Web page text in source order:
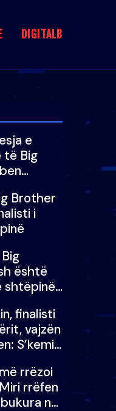
DIGITALB
e
Big
Brother
i
është
shtëpinë
finalisti
vajzën
S’kemi
rrëzoi
rrëfen
në